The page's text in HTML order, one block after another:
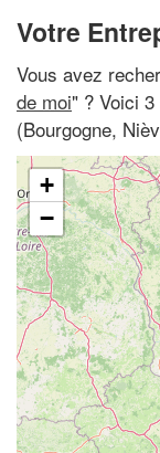
Votre
Vous avez
de moi" ? Voici
(Bourgogne,
+
−